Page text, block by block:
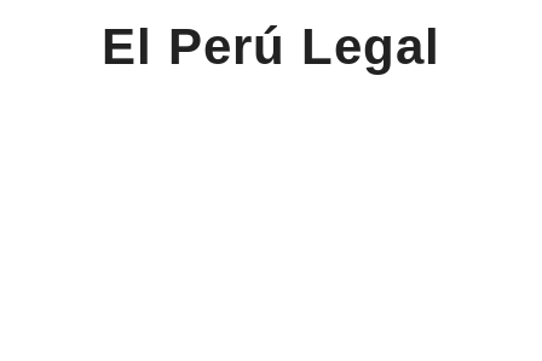
El Perú Legal